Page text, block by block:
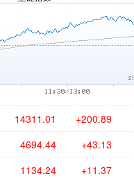
14311.01 +200.89
4694.44 +43.13
1134.24 +11.37